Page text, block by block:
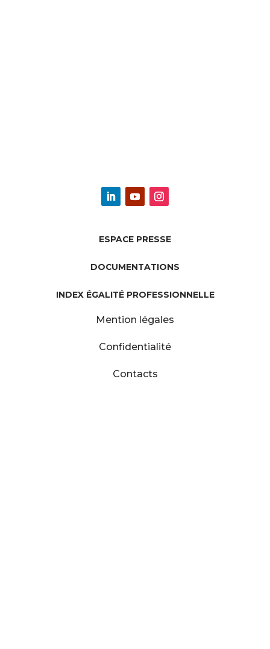
ESPACE PRESSE
DOCUMENTATIONS
INDEX ÉGALITÉ PROFESSIONNELLE
Mention légales
Confidentialité
Contacts